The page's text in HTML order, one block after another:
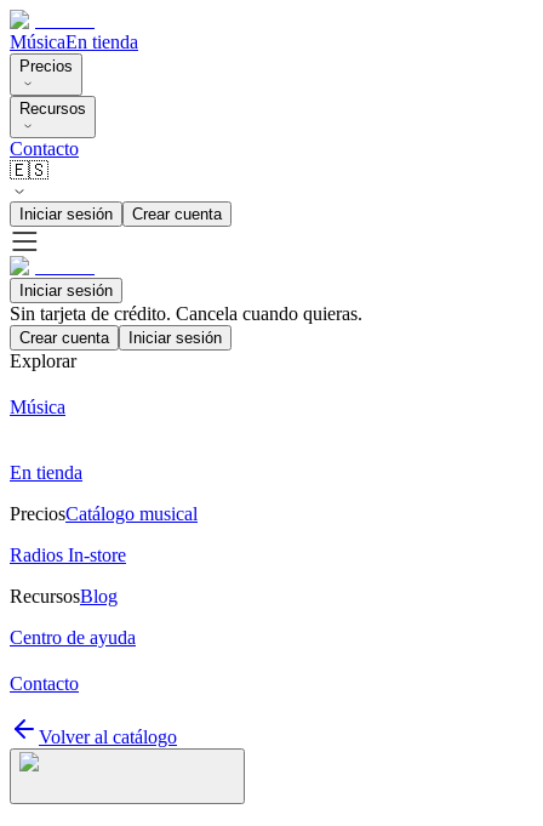
MúsicaEn tienda
Precios
Recursos
Contacto
🇪🇸
Iniciar sesión Crear cuenta
Iniciar sesión
Sin tarjeta de crédito. Cancela cuando quieras.
Crear cuenta Iniciar sesión
Explorar
Música
En tienda
PreciosCatálogo musical
Radios In-store
RecursosBlog
Centro de ayuda
Contacto
Volver al catálogo